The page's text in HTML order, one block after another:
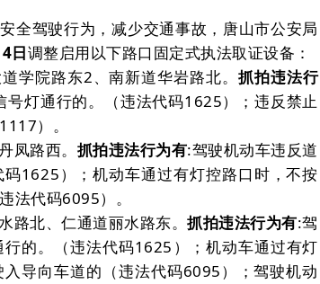
全驾驶行为，减少交通事故，唐山市公安局
日调整启用以下路口固定式执法取证设备：
学院路东2、南新道华岩路北。 抓拍违法行
灯通行的。 （违法代码1625）
；违反禁止
1117）。
凤路西。 抓拍违法行为有:驾驶机动车违反道
码1625）
；机动车通过有灯控路口时，不按
违法代码6095）。
路北、仁通道丽水路东。抓拍违法行为有:驾
的。
（违法代码1625 ）
；机动车通过有灯
导向车道的 （违法代码6095）
；驾驶机动